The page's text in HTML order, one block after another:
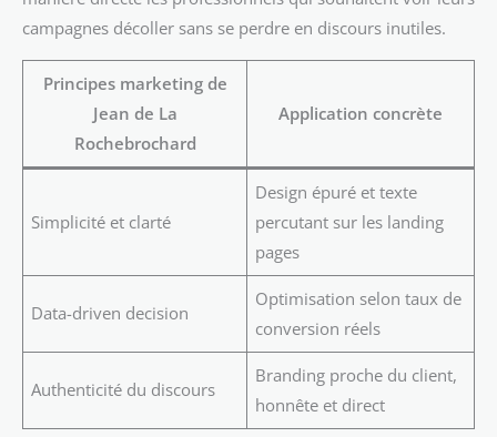
campagnes décoller sans se perdre en discours inutiles.
Principes marketing de
Jean de La
Rochebrochard
Application concrète
Simplicité et clarté
Design épuré et texte
percutant sur les landing
pages
Data-driven decision
Optimisation selon taux de
conversion réels
Authenticité du discours
Branding proche du client,
honnête et direct